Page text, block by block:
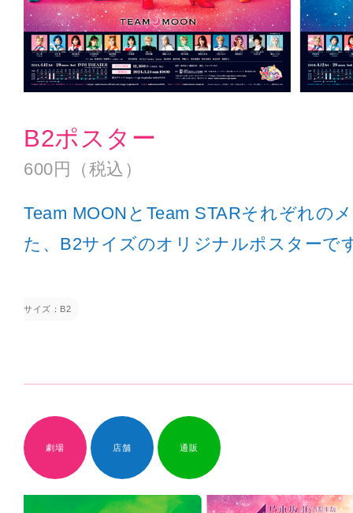
B2ポスター
600円（税込）
Team MOONとTeam STARそれぞれの
た、B2サイズのオリジナルポスターで
サイズ：B2